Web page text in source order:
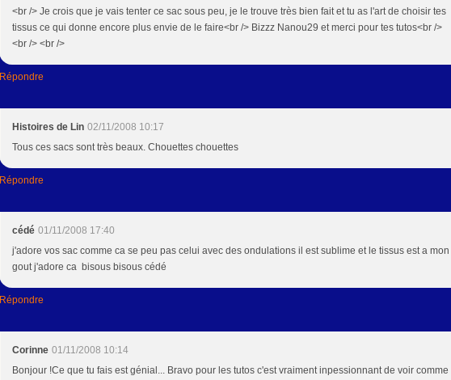
<br /> Je crois que je vais tenter ce sac sous peu, je le trouve très bien fait et tu as l'art de choisir tes
tissus ce qui donne encore plus envie de le faire<br /> Bizzz Nanou29 et merci pour tes tutos<br />
<br /> <br />
Répondre
Histoires de Lin 02/11/2008 10:17
Tous ces sacs sont très beaux. Chouettes chouettes
Répondre
cédé 01/11/2008 17:40
j'adore vos sac comme ca se peu pas celui avec des ondulations il est sublime et le tissus est a mon
gout j'adore ca bisous bisous cédé
Répondre
Corinne 01/11/2008 10:14
Bonjour !Ce que tu fais est génial... Bravo pour les tutos c'est vraiment inpessionnant de voir comme